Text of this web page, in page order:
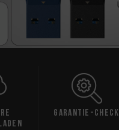
Garantie-Check